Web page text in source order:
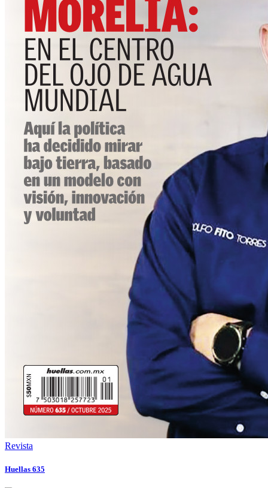
Revista
Huellas 635